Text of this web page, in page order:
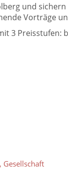
und
Vorträge
3
Gesellschaft